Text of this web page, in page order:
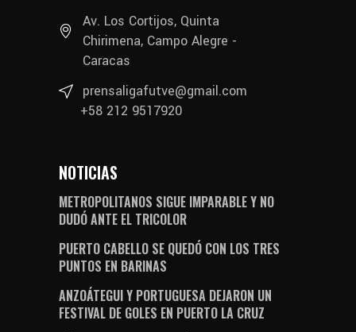
Av. Los Cortijos, Quinta
Chirimena, Campo Alegre -
Caracas
prensaligafutve@gmail.com
+58 212 9517920
NOTICIAS
METROPOLITANOS SIGUE IMPARABLE Y NO
DUDÓ ANTE EL TRICOLOR
PUERTO CABELLO SE QUEDÓ CON LOS TRES
PUNTOS EN BARINAS
ANZOÁTEGUI Y PORTUGUESA DEJARON UN
FESTIVAL DE GOLES EN PUERTO LA CRUZ